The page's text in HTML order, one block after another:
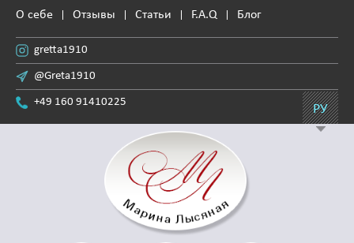
О себе Отзывы Статьи F.A.Q Блог
gretta1910
@Greta1910
+49 160 91410225 РУ